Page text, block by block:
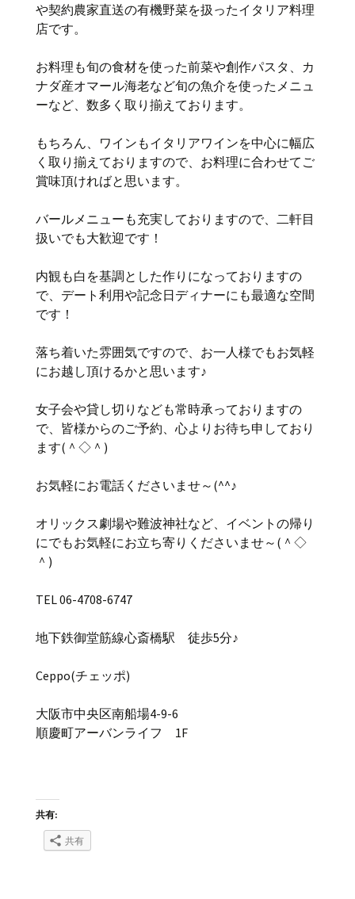
や契約農家直送の有機野菜を扱ったイタリア料理
店です。
お料理も旬の食材を使った前菜や創作パスタ、カ
ナダ産オマール海老など旬の魚介を使ったメニュ
ーなど、数多く取り揃えております。
もちろん、ワインもイタリアワインを中心に幅広
く取り揃えておりますので、お料理に合わせてご
賞味頂ければと思います。
バールメニューも充実しておりますので、二軒目
扱いでも大歓迎です！
内観も白を基調とした作りになっておりますの
で、デート利用や記念日ディナーにも最適な空間
です！
落ち着いた雰囲気ですので、お一人様でもお気軽
にお越し頂けるかと思います♪
女子会や貸し切りなども常時承っておりますの
で、皆様からのご予約、心よりお待ち申しており
ます(＾◇＾)
お気軽にお電話くださいませ～(^^♪
オリックス劇場や難波神社など、イベントの帰り
にでもお気軽にお立ち寄りくださいませ～(＾◇
＾)
TEL 06-4708-6747
地下鉄御堂筋線心斎橋駅 徒歩5分♪
Ceppo(チェッポ)
大阪市中央区南船場4-9-6
順慶町アーバンライフ 1F
共有:
共有